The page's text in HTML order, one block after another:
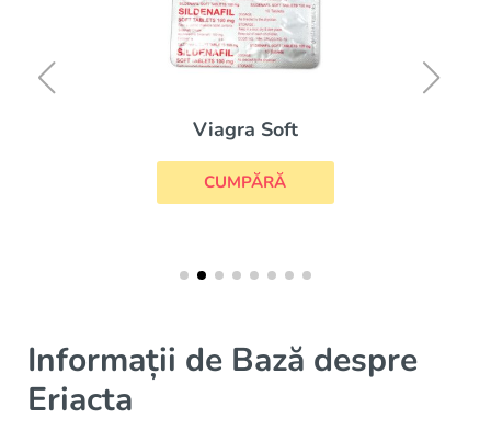
Viagra Soft
CUMPĂRĂ
Informații de Bază despre
Eriacta